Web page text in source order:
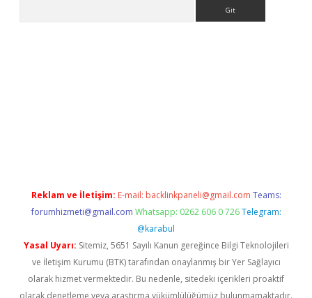
Reklam ve İletişim: E-mail: backlinkpaneli@gmail.com Teams:
forumhizmeti@gmail.com Whatsapp: 0262 606 0 726 Telegram:
@karabul
Yasal Uyarı: Sitemiz, 5651 Sayılı Kanun gereğince Bilgi Teknolojileri
ve İletişim Kurumu (BTK) tarafından onaylanmış bir Yer Sağlayıcı
olarak hizmet vermektedir. Bu nedenle, sitedeki içerikleri proaktif
olarak denetleme veya araştırma yükümlülüğümüz bulunmamaktadır.